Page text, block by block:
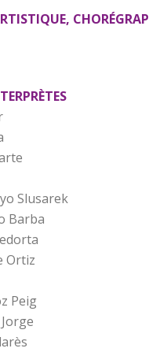
Slusarek
Barba
Ortiz
Peig